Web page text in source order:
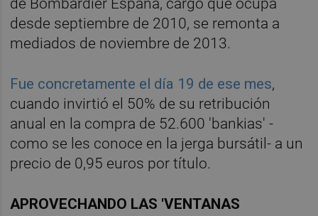
de Bombardier España, cargo que ocupa
desde septiembre de 2010, se remonta a
mediados de noviembre de 2013.
Fue concretamente el día 19 de ese mes,
cuando invirtió el 50% de su retribución
anual en la compra de 52.600 'bankias' -
como se les conoce en la jerga bursátil- a un
precio de 0,95 euros por título.
APROVECHANDO LAS 'VENTANAS